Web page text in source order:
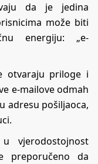
da je jedina
može biti
energiju: „e-
otvaraju priloge i
e-mailove odmah
adresu pošiljaoca,
vjerodostojnost
preporučeno da